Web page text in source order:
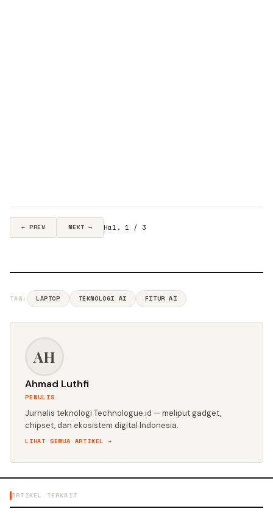
← PREV NEXT → Hal. 1 / 3
TAG: LAPTOP TEKNOLOGI AI FITUR AI
AH
Ahmad Luthfi
PENULIS
Jurnalis teknologi Technologue.id — meliput gadget,
chipset, dan ekosistem digital Indonesia.
LIHAT SEMUA ARTIKEL →
ARTIKEL TERKAIT